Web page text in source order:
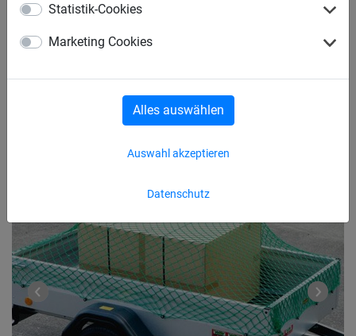
Statistik-Cookies
Marketing Cookies
Datenschutz
Auswahl akzeptieren
Alles auswählen
Abdecknetz